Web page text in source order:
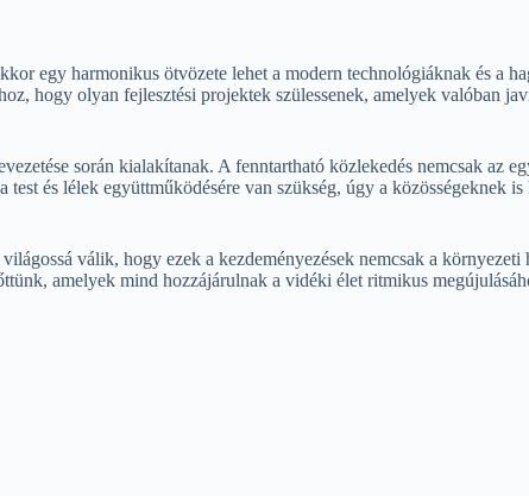
egy harmonikus ötvözete lehet a modern technológiáknak és a
hogy olyan fejlesztési projektek szülessenek, amelyek valóban
során kialakítanak. A fenntartható közlekedés nemcsak az
és lélek együttműködésére van szükség, úgy a közösségeknek
válik, hogy ezek a kezdeményezések nemcsak a
amelyek mind hozzájárulnak a vidéki élet ritmikus